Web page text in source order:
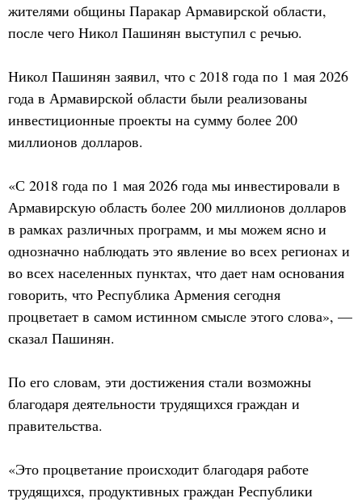
жителями общины Паракар Армавирской области,
после чего Никол Пашинян выступил с речью.
Никол Пашинян заявил, что с 2018 года по 1 мая 2026
года в Армавирской области были реализованы
инвестиционные проекты на сумму более 200
миллионов долларов.
«С 2018 года по 1 мая 2026 года мы инвестировали в
Армавирскую область более 200 миллионов долларов
в рамках различных программ, и мы можем ясно и
однозначно наблюдать это явление во всех регионах и
во всех населенных пунктах, что дает нам основания
говорить, что Республика Армения сегодня
процветает в самом истинном смысле этого слова», —
сказал Пашинян.
По его словам, эти достижения стали возможны
благодаря деятельности трудящихся граждан и
правительства.
«Это процветание происходит благодаря работе
трудящихся, продуктивных граждан Республики